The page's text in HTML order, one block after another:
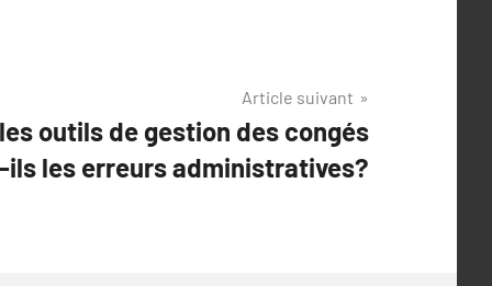
Article suivant
outils de gestion des congés
les erreurs administratives?